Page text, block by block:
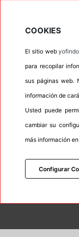
P.O.R.
Oportunidad
Etiqueta energética
COOKIES
El sitio web
para recopilar
sus páginas web.
información de
Usted puede
cambiar su
más información
Configurar